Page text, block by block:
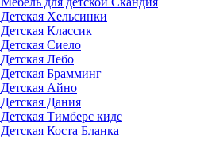
Детская Хельсинки
Детская Классик
Детская Сиело
Детская Лебо
Детская Брамминг
Детская Айно
Детская Дания
Детская Тимберс кидс
Детская Коста Бланка